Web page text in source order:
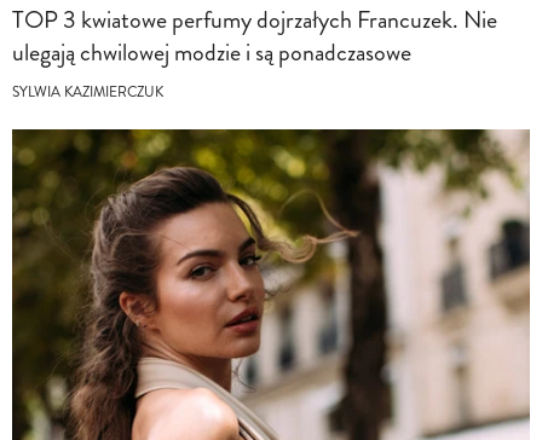
TOP 3 kwiatowe perfumy dojrzałych Francuzek. Nie
ulegają chwilowej modzie i są ponadczasowe
SYLWIA KAZIMIERCZUK